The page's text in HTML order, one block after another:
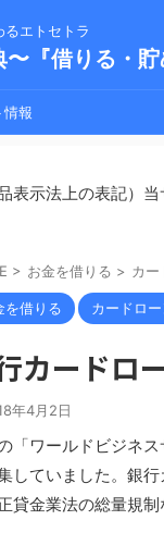
るエトセトラ
『借りる・貯
情報
品表示法上の表記）
> お金を借りる > カ
を借りる カードロ
カードロ
年4月2日
「ワールドビジネ
していました。銀
貸金業法の総量規